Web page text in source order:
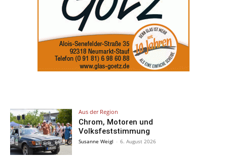
Aus der Region
Chrom, Motoren und
Volksfeststimmung
Susanne Weigl - 6. August 2026